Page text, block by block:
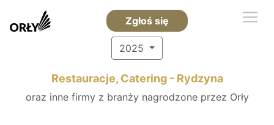
Zgłoś się
2025
Restauracje, Catering - Rydzyna
oraz inne firmy z branży nagrodzone przez Orły